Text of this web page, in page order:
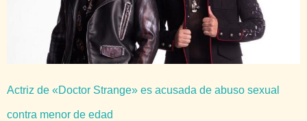
Actriz de «Doctor Strange» es acusada de abuso sexual
contra menor de edad